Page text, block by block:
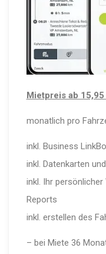
Mietpreis ab
monatlich pro
inkl. Business
inkl. Datenkarten
inkl. Ihr
Reports
inkl. erstellen des
– bei Miete 36